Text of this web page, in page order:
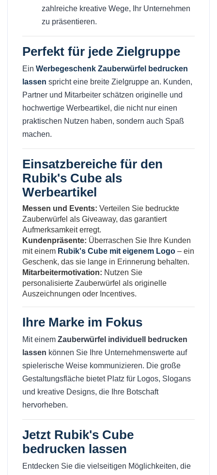
zahlreiche kreative Wege, Ihr Unternehmen
zu präsentieren.
Perfekt für jede Zielgruppe
Ein Werbegeschenk Zauberwürfel bedrucken
lassen spricht eine breite Zielgruppe an. Kunden,
Partner und Mitarbeiter schätzen originelle und
hochwertige Werbeartikel, die nicht nur einen
praktischen Nutzen haben, sondern auch Spaß
machen.
Einsatzbereiche für den
Rubik's Cube als
Werbeartikel
Messen und Events: Verteilen Sie bedruckte
Zauberwürfel als Giveaway, das garantiert
Aufmerksamkeit erregt.
Kundenpräsente: Überraschen Sie Ihre Kunden
mit einem Rubik's Cube mit eigenem Logo – ein
Geschenk, das sie lange in Erinnerung behalten.
Mitarbeitermotivation: Nutzen Sie
personalisierte Zauberwürfel als originelle
Auszeichnungen oder Incentives.
Ihre Marke im Fokus
Mit einem Zauberwürfel individuell bedrucken
lassen können Sie Ihre Unternehmenswerte auf
spielerische Weise kommunizieren. Die große
Gestaltungsfläche bietet Platz für Logos, Slogans
und kreative Designs, die Ihre Botschaft
hervorheben.
Jetzt Rubik's Cube
bedrucken lassen
Entdecken Sie die vielseitigen Möglichkeiten, die